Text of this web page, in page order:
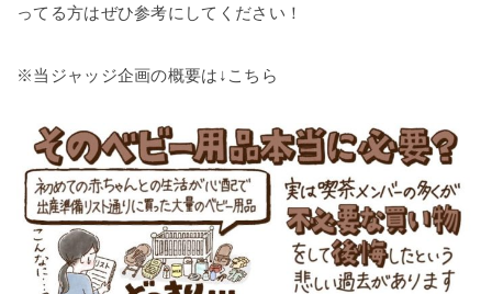
ってる方はぜひ参考にしてください！
※当ジャッジ企画の概要は↓こちら